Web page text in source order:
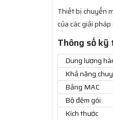
Thiết bị chuyển
của các giải
Thông số kỹ
Dung lượng
Khả năng
Bảng MAC
Bộ đệm gói
Kích thước